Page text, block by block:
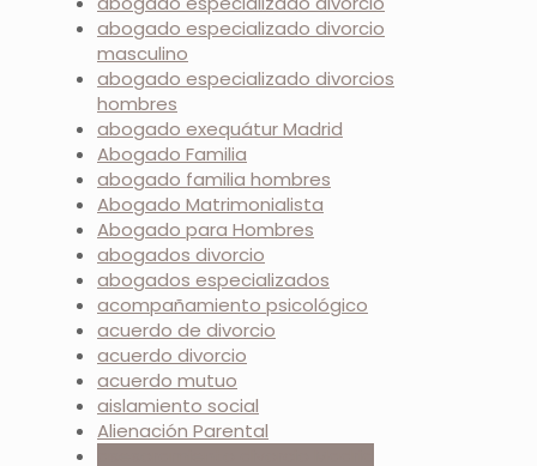
abogado especializado divorcio
masculino
abogado especializado divorcios
hombres
abogado exequátur Madrid
Abogado Familia
abogado familia hombres
Abogado Matrimonialista
Abogado para Hombres
abogados divorcio
abogados especializados
acompañamiento psicológico
acuerdo de divorcio
acuerdo divorcio
acuerdo mutuo
aislamiento social
Alienación Parental